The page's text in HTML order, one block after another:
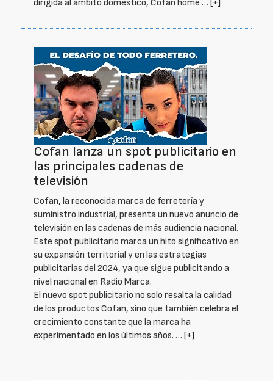
dirigida al ámbito doméstico, Cofan home … [+]
Cofan lanza un spot publicitario en
las principales cadenas de
televisión
Cofan, la reconocida marca de ferretería y
suministro industrial, presenta un nuevo anuncio de
televisión en las cadenas de más audiencia nacional.
Este spot publicitario marca un hito significativo en
su expansión territorial y en las estrategias
publicitarias del 2024, ya que sigue publicitando a
nivel nacional en Radio Marca.
El nuevo spot publicitario no solo resalta la calidad
de los productos Cofan, sino que también celebra el
crecimiento constante que la marca ha
experimentado en los últimos años. … [+]